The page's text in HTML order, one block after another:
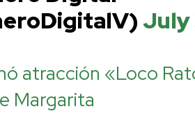
July
atracción «Loco
Margarita